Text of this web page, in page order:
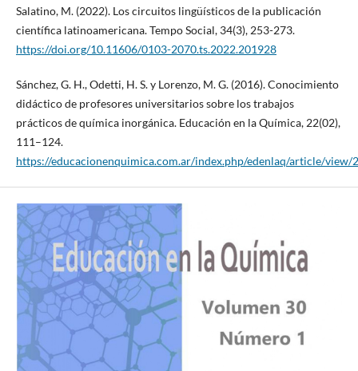
Salatino, M. (2022). Los circuitos lingüísticos de la publicación
científica latinoamericana. Tempo Social, 34(3), 253-273.
https://doi.org/10.11606/0103-2070.ts.2022.201928
Sánchez, G. H., Odetti, H. S. y Lorenzo, M. G. (2016). Conocimiento
didáctico de profesores universitarios sobre los trabajos
prácticos de química inorgánica. Educación en la Química, 22(02),
111–124.
https://educacionenquimica.com.ar/index.php/edenlaq/article/view/